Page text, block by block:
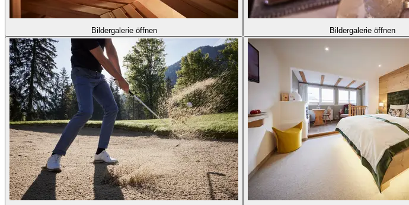
Bildergalerie öffnen Bildergalerie öffnen